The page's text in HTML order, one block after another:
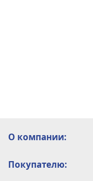
О компании:
Покупателю: